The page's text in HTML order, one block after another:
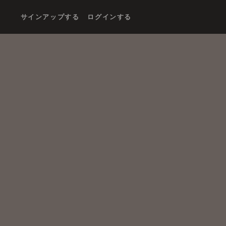
サインアップする ログインする